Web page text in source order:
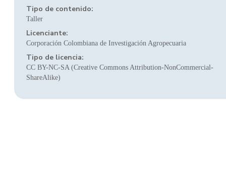
Tipo de contenido:
Taller
Licenciante:
Corporación Colombiana de Investigación Agropecuaria
Tipo de licencia:
CC BY-NC-SA (Creative Commons Attribution-NonCommercial-
ShareAlike)